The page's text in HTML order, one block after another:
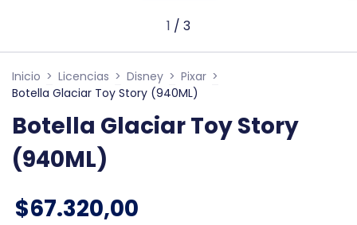
1 / 3
Inicio > Licencias > Disney > Pixar >
Botella Glaciar Toy Story (940ML)
Botella Glaciar Toy Story
(940ML)
$67.320,00